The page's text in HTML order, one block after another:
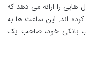
را ارائه می دهد که
اند. این ساعت ها به
بانکی خود، صاحب یک